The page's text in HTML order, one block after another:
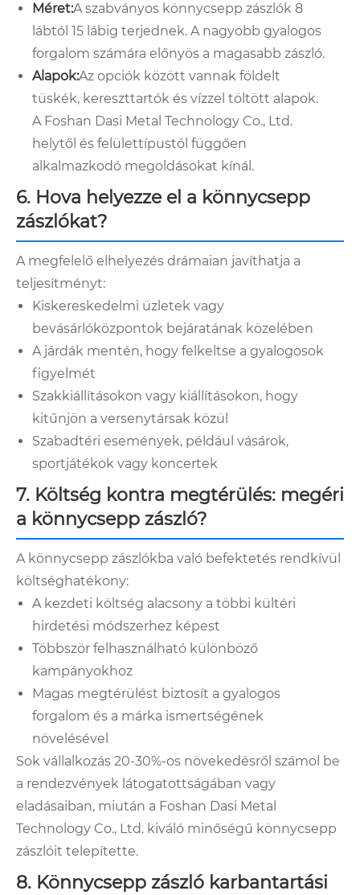
Méret:A szabványos könnycsepp zászlók 8
lábtól 15 lábig terjednek. A nagyobb gyalogos
forgalom számára előnyös a magasabb zászló.
Alapok:Az opciók között vannak földelt
tüskék, kereszttartók és vízzel töltött alapok.
A Foshan Dasi Metal Technology Co., Ltd.
helytől és felülettípustól függően
alkalmazkodó megoldásokat kínál.
6. Hova helyezze el a könnycsepp
zászlókat?
A megfelelő elhelyezés drámaian javíthatja a
teljesítményt:
Kiskereskedelmi üzletek vagy
bevásárlóközpontok bejáratának közelében
A járdák mentén, hogy felkeltse a gyalogosok
figyelmét
Szakkiállításokon vagy kiállításokon, hogy
kitűnjön a versenytársak közül
Szabadtéri események, például vásárok,
sportjátékok vagy koncertek
7. Költség kontra megtérülés: megéri
a könnycsepp zászló?
A könnycsepp zászlókba való befektetés rendkívül
költséghatékony:
A kezdeti költség alacsony a többi kültéri
hirdetési módszerhez képest
Többször felhasználható különböző
kampányokhoz
Magas megtérülést biztosít a gyalogos
forgalom és a márka ismertségének
növelésével
Sok vállalkozás 20-30%-os növekedésről számol be
a rendezvények látogatottságában vagy
eladásaiban, miután a Foshan Dasi Metal
Technology Co., Ltd. kiváló minőségű könnycsepp
zászlóit telepítette.
8. Könnycsepp zászló karbantartási